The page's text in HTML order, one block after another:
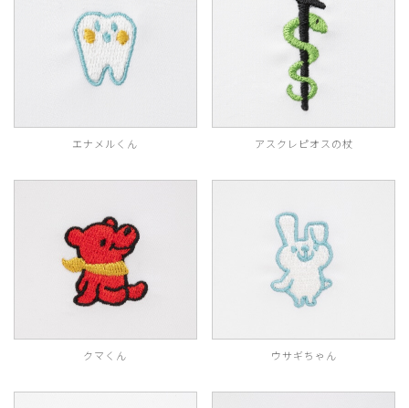
エナメルくん アスクレピオスの杖
クマくん ウサギちゃん